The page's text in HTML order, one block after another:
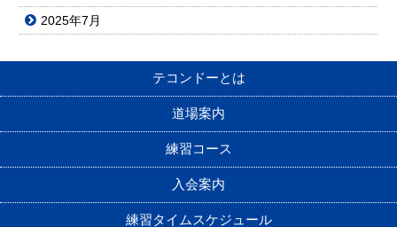
2025年7月
テコンドーとは
道場案内
練習コース
入会案内
練習タイムスケジュール